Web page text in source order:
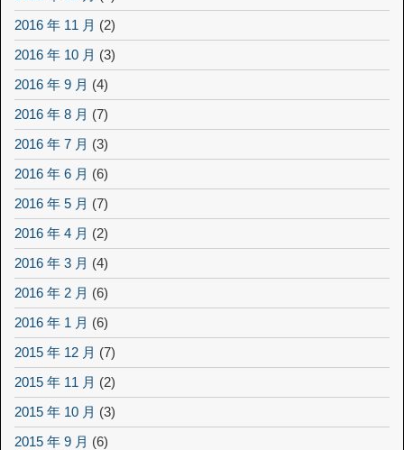
2016 年 11 月 (2)
2016 年 10 月 (3)
2016 年 9 月 (4)
2016 年 8 月 (7)
2016 年 7 月 (3)
2016 年 6 月 (6)
2016 年 5 月 (7)
2016 年 4 月 (2)
2016 年 3 月 (4)
2016 年 2 月 (6)
2016 年 1 月 (6)
2015 年 12 月 (7)
2015 年 11 月 (2)
2015 年 10 月 (3)
2015 年 9 月 (6)